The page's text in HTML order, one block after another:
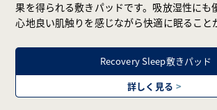
果を得られる敷きパッドです。吸放湿性にも
心地良い肌触りを感じながら快適に眠ること
Recovery Sleep敷きパッド
詳しく見る >